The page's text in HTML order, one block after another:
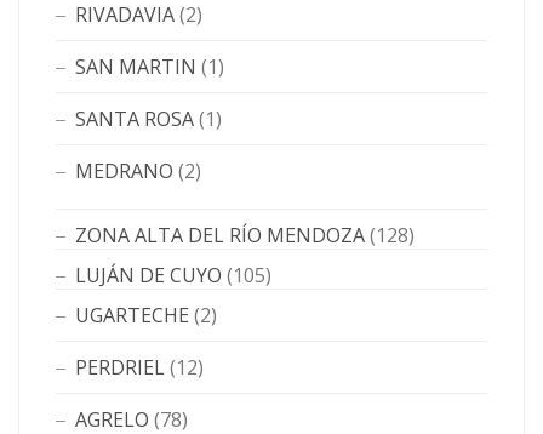
RIVADAVIA(2)
SAN MARTIN (1)
SANTA ROSA(1)
MEDRANO (2)
ZONA ALTA DEL RÍO MENDOZA(128)
LUJÁN DE CUYO (105)
UGARTECHE (2)
PERDRIEL(12)
AGRELO (78)